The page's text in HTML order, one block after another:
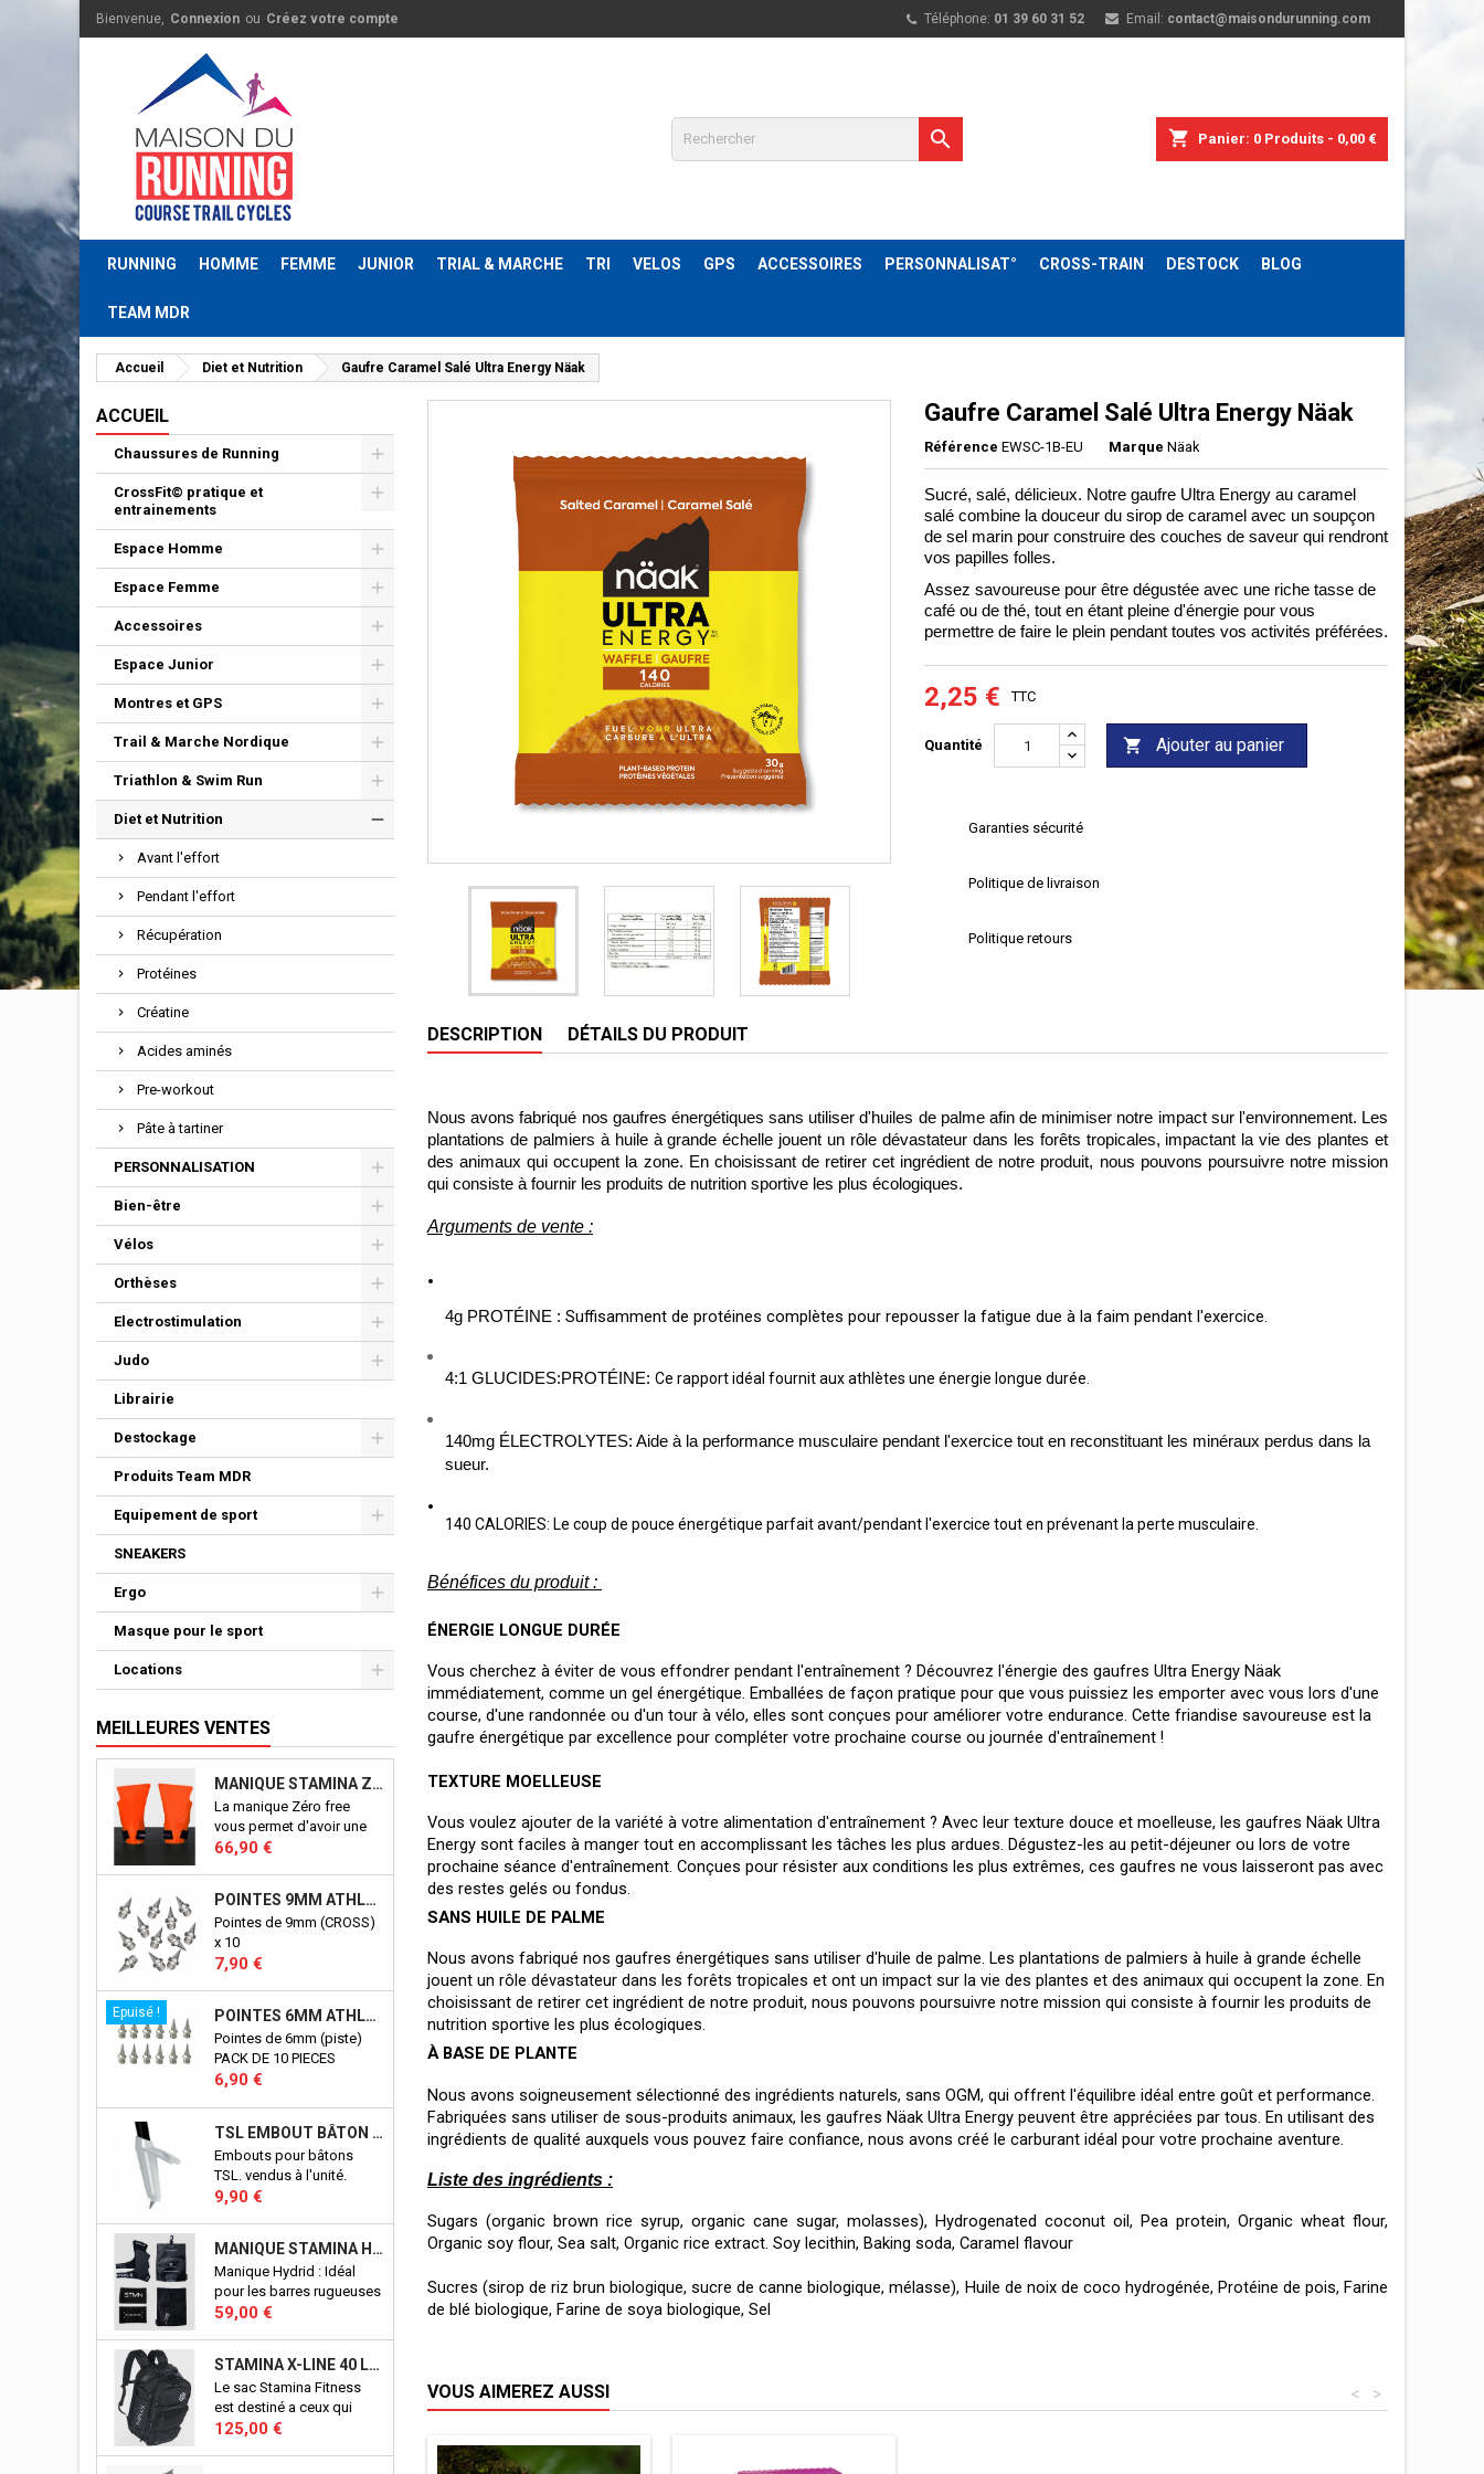
Téléphone: 01 39 60 31 52 Email: contact@maisondurunning.com
Bienvenue, Connexion ou Créez votre compte
 shopping_cart Panier: 0Produits - 0,00 €
RUNNING HOMME FEMME JUNIOR TRIAL & MARCHE TRI VELOS GPS ACCESSOIRES PERSONNALISAT° CROSS-TRAIN DESTOCK BLOG
TEAM MDR
Accueil Diet et Nutrition Gaufre Caramel Salé Ultra Energy Näak
ACCUEIL
Chaussures de Running
CrossFit© pratique et
entrainements
Espace Homme
Espace Femme
Accessoires
Espace Junior
Montres et GPS
Trail & Marche Nordique
Triathlon & Swim Run
Diet et Nutrition
Avant l'effort
Pendant l'effort
Récupération
Protéines
Créatine
Acides aminés
Pre-workout
Pâte à tartiner
PERSONNALISATION
Bien-être
Vélos
Orthèses
Electrostimulation
Judo
Librairie
Destockage
Produits Team MDR
Equipement de sport
SNEAKERS
Ergo
Masque pour le sport
Locations
MEILLEURES VENTES
MANIQUE STAMINA ZERO FREE
La manique Zéro free
vous permet d'avoir une
excellente prise en mains
anneaux etc...
Prix
66,90 €
POINTES 9MM ATHLÉTISME
Pointes de 9mm (CROSS)
x 10
Prix
7,90 €
Epuisé ! POINTES 6MM ATHLÉTISME
Pointes de 6mm (piste)
PACK DE 10 PIECES
Prix
6,90 €
TSL EMBOUT BÂTON TSL
Embouts pour bâtons
TSL. vendus à l'unité.
Prix
9,90 €
MANIQUE STAMINA HYBRID
Manique Hydrid : Idéal
pour les barres rugueuses
et lisses. Adhérence
performances élevées sur
les barres sales ou
mouillées. Excellents
aussi pour les anneaux.
Prix
59,00 €
STAMINA X-LINE 40 LITRES
Le sac Stamina Fitness
est destiné a ceux qui
veulent un sac qui permet
Prix
125,00 €
Gaufre Caramel Salé Ultra Energy Näak
Référence EWSC-1B-EU Marque Näak
Sucré, salé, délicieux. Notre gaufre Ultra Energy au caramel
salé combine la douceur du sirop de caramel avec un soupçon
de sel marin pour construire des couches de saveur qui rendront
vos papilles folles.
Assez savoureuse pour être dégustée avec une riche tasse de
café ou de thé, tout en étant pleine d'énergie pour vous
permettre de faire le plein pendant toutes vos activités préférées.
2,25 € TTC
Quantité  Ajouter au panier
Garanties sécurité
Politique de livraison
Politique retours
DESCRIPTION DÉTAILS DU PRODUIT
Nous avons fabriqué nos gaufres énergétiques sans utiliser d'huiles de palme afin de minimiser notre impact sur l'environnement. Les
plantations de palmiers à huile à grande échelle jouent un rôle dévastateur dans les forêts tropicales, impactant la vie des plantes et
des animaux qui occupent la zone. En choisissant de retirer cet ingrédient de notre produit, nous pouvons poursuivre notre mission
qui consiste à fournir les produits de nutrition sportive les plus écologiques.
Arguments de vente :
4g PROTÉINE : Suffisamment de protéines complètes pour repousser la fatigue due à la faim pendant l'exercice
4:1 GLUCIDES:PROTÉINE: Ce rapport idéal fournit aux athlètes une énergie longue durée.
140mg ÉLECTROLYTES: Aide à la performance musculaire pendant l'exercice tout en reconstituant les minéraux perdus dans la
sueur.
140 CALORIES: Le coup de pouce énergétique parfait avant/pendant l'exercice tout en prévenant la perte musculaire.
Bénéfices du produit :
ÉNERGIE LONGUE DURÉE
Vous cherchez à éviter de vous effondrer pendant l'entraînement ? Découvrez l'énergie des gaufres Ultra Energy Näak
immédiatement, comme un gel énergétique. Emballées de façon pratique pour que vous puissiez les emporter avec vous lors d'une
course, d'une randonnée ou d'un tour à vélo, elles sont conçues pour améliorer votre endurance. Cette friandise savoureuse est la
gaufre énergétique par excellence pour compléter votre prochaine course ou journée d'entraînement !
TEXTURE MOELLEUSE
Vous voulez ajouter de la variété à votre alimentation d'entraînement ? Avec leur texture douce et moelleuse, les gaufres Näak Ultra
Energy sont faciles à manger tout en accomplissant les tâches les plus ardues. Dégustez-les au petit-déjeuner ou lors de votre
prochaine séance d'entraînement. Conçues pour résister aux conditions les plus extrêmes, ces gaufres ne vous laisseront pas avec
des restes gelés ou fondus.
SANS HUILE DE PALME
Nous avons fabriqué nos gaufres énergétiques sans utiliser d'huile de palme. Les plantations de palmiers à huile à grande échelle
jouent un rôle dévastateur dans les forêts tropicales et ont un impact sur la vie des plantes et des animaux qui occupent la zone. En
choisissant de retirer cet ingrédient de notre produit, nous pouvons poursuivre notre mission qui consiste à fournir les produits de
nutrition sportive les plus écologiques.
À BASE DE PLANTE
Nous avons soigneusement sélectionné des ingrédients naturels, sans OGM, qui offrent l'équilibre idéal entre goût et performance.
Fabriquées sans utiliser de sous-produits animaux, les gaufres Näak Ultra Energy peuvent être appréciées par tous. En utilisant des
ingrédients de qualité auxquels vous pouvez faire confiance, nous avons créé le carburant idéal pour votre prochaine aventure.
Liste des ingrédients :
Sugars (organic brown rice syrup, organic cane sugar, molasses), Hydrogenated coconut oil, Pea protein, Organic wheat flour,
Organic soy flour, Sea salt, Organic rice extract. Soy lecithin, Baking soda, Caramel flavour
Sucres (sirop de riz brun biologique, sucre de canne biologique, mélasse), Huile de noix de coco hydrogénée, Protéine de pois, Farine
de blé biologique, Farine de soya biologique, Sel
VOUS AIMEREZ AUSSI >
<